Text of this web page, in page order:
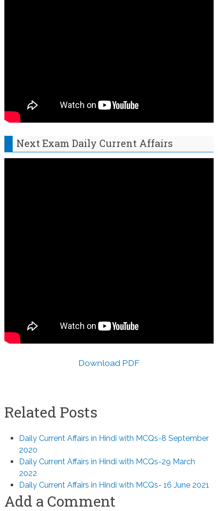
Next Exam Daily Current Affairs
Download PDF
Related Posts
Daily Current Affairs in Hindi with MCQs-8 September
2020
Daily Current Affairs in Hindi with MCQs-29 March
2022
Daily Current Affairs in Hindi with MCQs- 16 June 2021
Add a Comment